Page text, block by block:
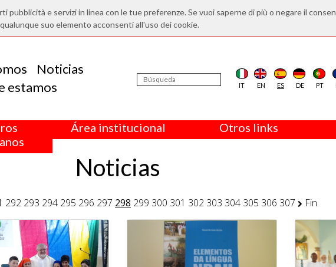
pubblicità e servizi in linea con le tue preferenze. Se vuoi saperne di più o negare il
suo elemento acconsenti all'uso dei cookie.
Noticias
estamos
IT EN ES DE PT
Área institucional Otros links
Noticias
292 293 294 295 296 297 298 299 300 301 302 303 304 305 306 307 Fin